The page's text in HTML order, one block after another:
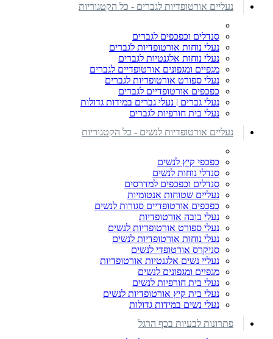
נעליים אורטופדיות לגברים - כל הקטגוריות
סנדלים וכפכפים לגברים
נעלי נוחות אורטופדיות לגברים
נעלי נוחות אלגנטיות לגברים
מגפיים ומגפונים אורטופדיים לגברים
נעלי ספורט אורטופדיות לגברים
כפכפים אורטופדיים לגברים
נעלי גברים | נעלי גברים במידות גדולות
נעלי בית חורפיות לגברים
נעליים אורטופדיות לנשים - כל הקטגוריות
כפכפי קיץ לנשים
סנדלי נוחות לנשים
סנדלים וכפכפים למדרסים
נעליים שטוחות אנטומיות
כפכפים אורטופדיים סגורות לנשים
נעלי בובה אורטופדיות
נעלי ספורט אורטופדיות לנשים
נעלי נוחות אורטופדיות לנשים
סניקרס אורטופדי לנשים
נעליי נשים אלגנטיות אורטופדיות
מגפיים ומגפונים לנשים
נעלי בית חורפיות לנשים
נעלי בית קיץ אורטופדיות לנשים
נעלי נשים במידות גדולות
פתרונות לבעיות בכף הרגל